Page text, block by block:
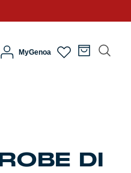
MyGenoa
DI